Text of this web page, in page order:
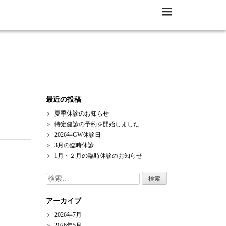
最近の投稿
夏季休診のお知らせ
特定健診の予約を開始しました
2026年GW休診日
3月の臨時休診
1月・２月の臨時休診のお知らせ
検
アーカイブ
2026年7月